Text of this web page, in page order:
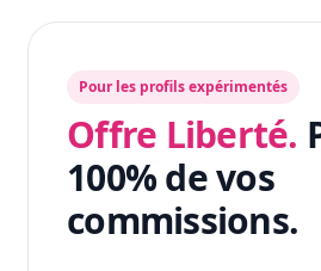
Pour les profils expérimentés
Offre Liberté.
100% de vos
commissions.